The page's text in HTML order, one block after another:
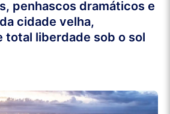
penhascos dramáticos e
cidade velha,
total liberdade sob o sol